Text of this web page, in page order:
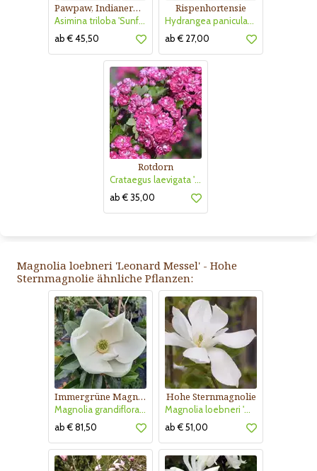
Pawpaw, Indianerbanane
Asimina triloba 'Sunflower'
ab € 45,50
Rispenhortensie
Hydrangea paniculata 'Vanille Fraise'
ab € 27,00
Rotdorn
Crataegus laevigata 'Pauls Scarlet'
ab € 35,00
Magnolia loebneri 'Leonard Messel' - Hohe
Sternmagnolie ähnliche Pflanzen:
Immergrüne Magnolie
Magnolia grandiflora 'Little Gem'
ab € 81,50
Hohe Sternmagnolie
Magnolia loebneri 'Merrill'
ab € 51,00